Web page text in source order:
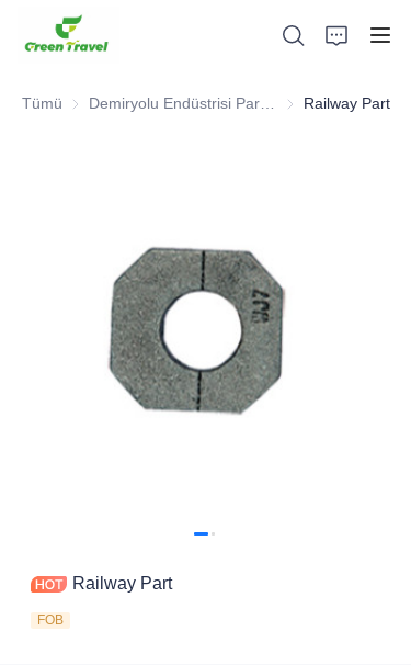
Tümü Demiryolu
Railway Part
Railway Part
FOB
Hakkımızda
Haberler ve İşbirliği Örnekleri
Üretim Üsleri ve Süreci